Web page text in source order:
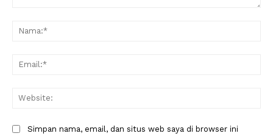
Simpan nama, email, dan situs web saya di browser ini